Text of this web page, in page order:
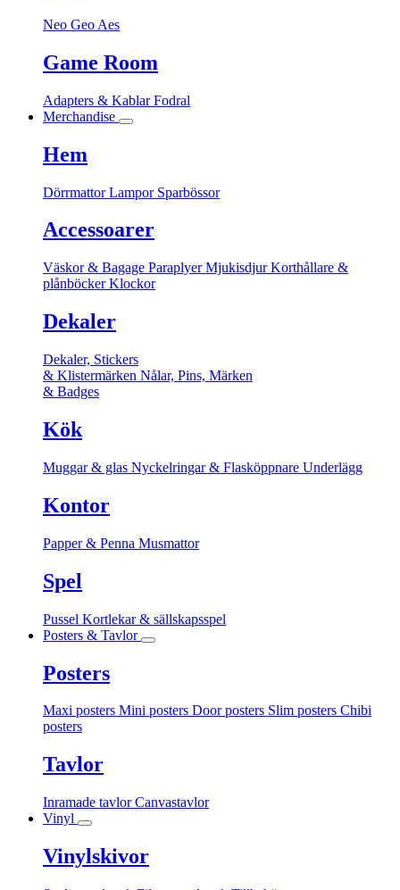
Neo Geo Aes
Game Room
Adapters & KablarFodral
Merchandise
Hem
DörrmattorLampor Sparbössor
Accessoarer
Väskor & Bagage ParaplyerMjukisdjurKorthållare &
plånböckerKlockor
Dekaler
Dekaler, Stickers
& Klistermärken Nålar, Pins, Märken
& Badges
Kök
Muggar & glas Nyckelringar & Flasköppnare Underlägg
Kontor
Papper & Penna Musmattor
Spel
Pussel Kortlekar & sällskapsspel
Posters & Tavlor
Posters
Maxi posters Mini posters Door posters Slim posters Chibi
posters
Tavlor
Inramade tavlorCanvastavlor
Vinyl
Vinylskivor